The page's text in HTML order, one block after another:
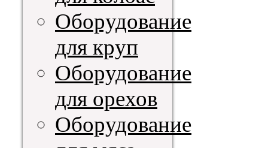
Оборудование
для круп
Оборудование
для орехов
Оборудование